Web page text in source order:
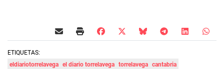
ETIQUETAS:
eldiariotorrelavega el diario torrelavega torrelavega cantabria